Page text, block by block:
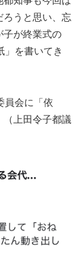
ろうと思い、忘
が終業式の
」を書いてき
員会に「依
（上田令子都議